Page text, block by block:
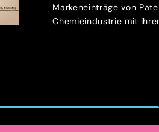
Markeneinträge von
Chemieindustrie mit